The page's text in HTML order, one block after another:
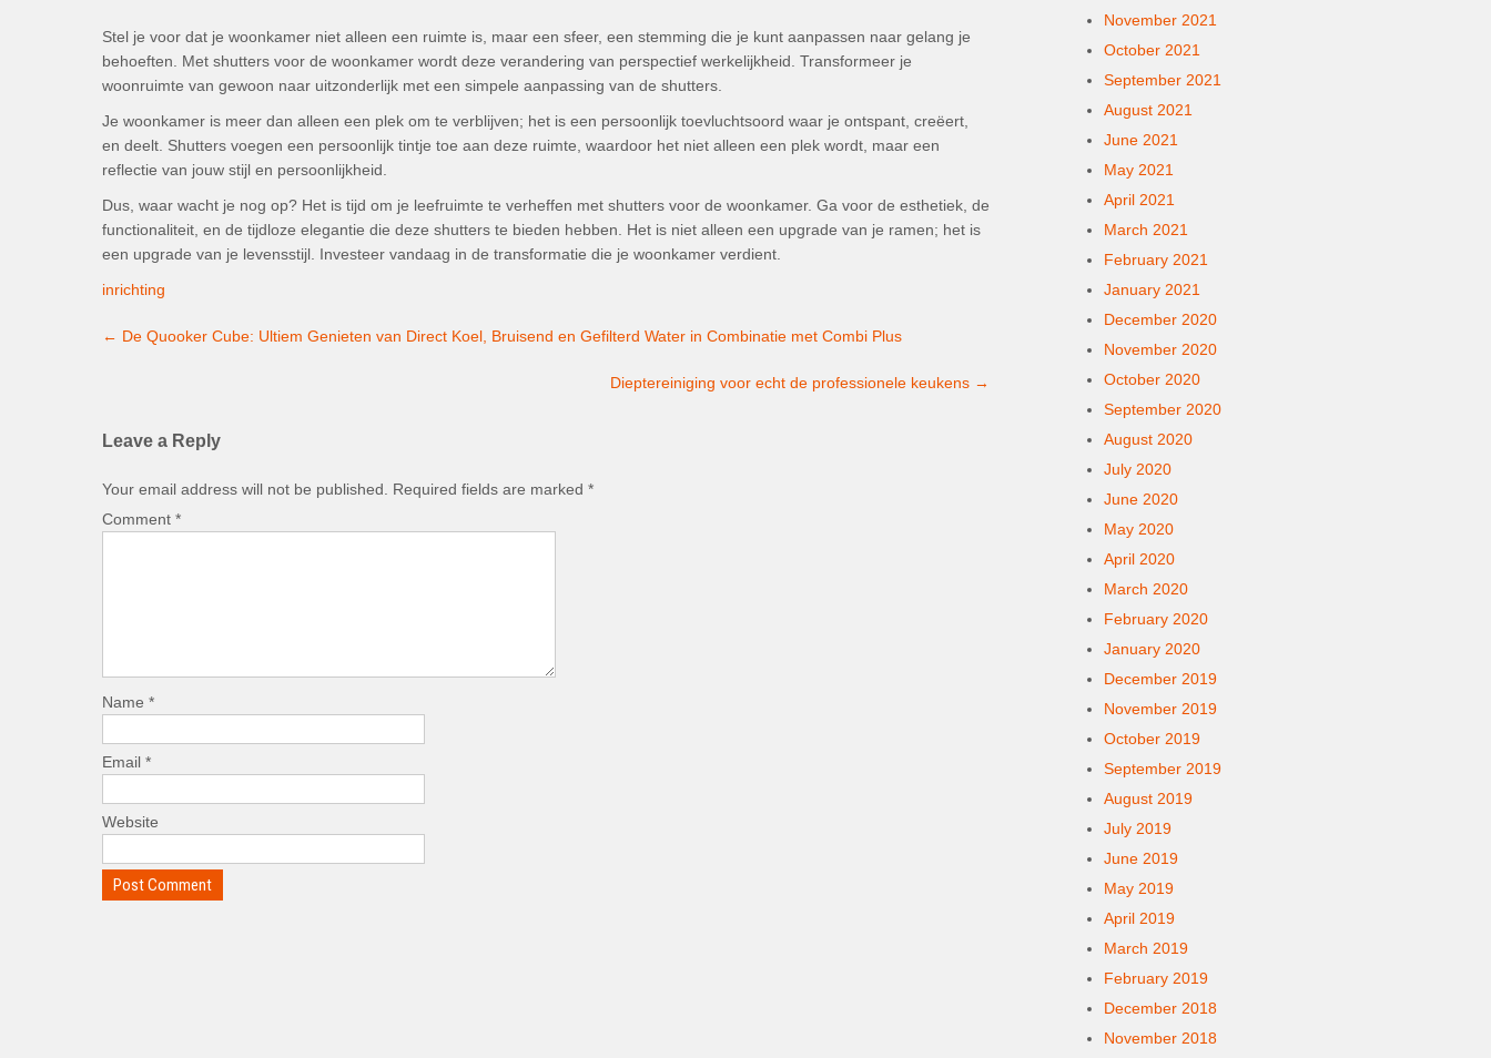
Stel je voor dat je woonkamer niet alleen een ruimte is, maar een sfeer, een stemming die je kunt aanpassen naar gelang je
behoeften. Met shutters voor de woonkamer wordt deze verandering van perspectief werkelijkheid. Transformeer je
woonruimte van gewoon naar uitzonderlijk met een simpele aanpassing van de shutters.
Je woonkamer is meer dan alleen een plek om te verblijven; het is een persoonlijk toevluchtsoord waar je ontspant, creëert,
en deelt. Shutters voegen een persoonlijk tintje toe aan deze ruimte, waardoor het niet alleen een plek wordt, maar een
reflectie van jouw stijl en persoonlijkheid.
Dus, waar wacht je nog op? Het is tijd om je leefruimte te verheffen met shutters voor de woonkamer. Ga voor de esthetiek, de
functionaliteit, en de tijdloze elegantie die deze shutters te bieden hebben. Het is niet alleen een upgrade van je ramen; het is
een upgrade van je levensstijl. Investeer vandaag in de transformatie die je woonkamer verdient.
inrichting
navigation
← De Quooker Cube: Ultiem Genieten van Direct Koel, Bruisend en Gefilterd Water in Combinatie met Combi Plus
Dieptereiniging voor echt de professionele keukens →
Leave a Reply
Your email address will not be published. Required fields are marked *
Comment *
Name *
Email *
Website
November 2021
October 2021
September 2021
August 2021
June 2021
May 2021
April 2021
March 2021
February 2021
January 2021
December 2020
November 2020
October 2020
September 2020
August 2020
July 2020
June 2020
May 2020
April 2020
March 2020
February 2020
January 2020
December 2019
November 2019
October 2019
September 2019
August 2019
July 2019
June 2019
May 2019
April 2019
March 2019
February 2019
December 2018
November 2018